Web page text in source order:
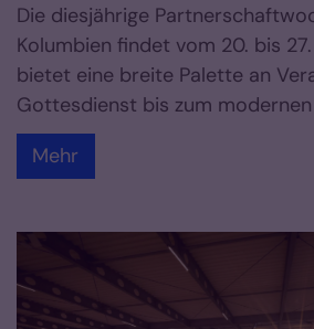
Die diesjährige
Kolumbien findet vom 20. bis
bietet eine breite Palette an
Gottesdienst bis zum modernen
Mehr